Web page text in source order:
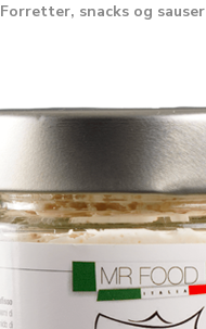
Forretter, snacks og sauser